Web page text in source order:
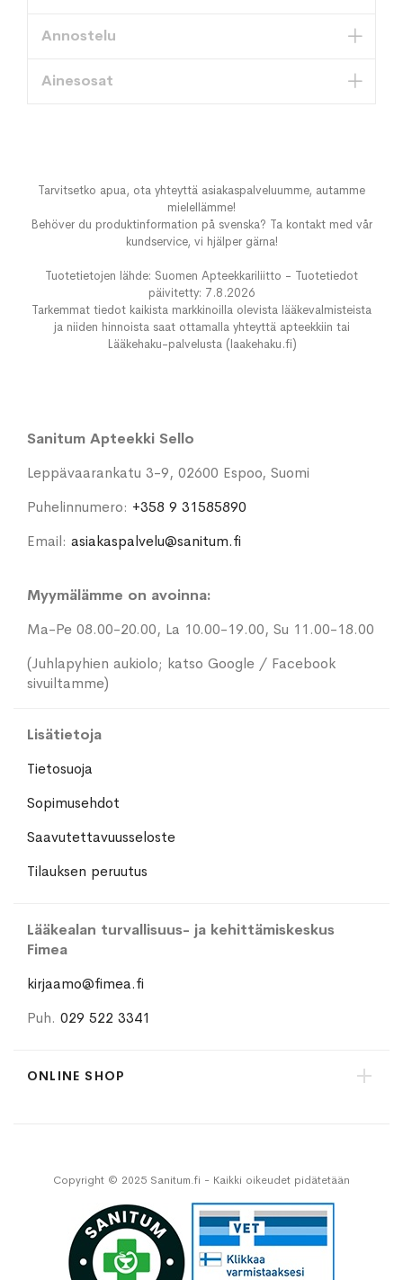
Annostelu
Ainesosat
Tarvitsetko apua, ota yhteyttä asiakaspalveluumme, autamme
mielellämme!
Behöver du produktinformation på svenska? Ta kontakt med vår
kundservice, vi hjälper gärna!
Tuotetietojen lähde: Suomen Apteekkariliitto - Tuotetiedot
päivitetty: 7.8.2026
Tarkemmat tiedot kaikista markkinoilla olevista lääkevalmisteista
ja niiden hinnoista saat ottamalla yhteyttä apteekkiin tai
Lääkehaku-palvelusta (laakehaku.fi)
Sanitum Apteekki Sello
Leppävaarankatu 3-9, 02600 Espoo, Suomi
Puhelinnumero: +358 9 31585890
Email: asiakaspalvelu@sanitum.fi
Myymälämme on avoinna:
Ma-Pe 08.00-20.00, La 10.00-19.00, Su 11.00-18.00
(Juhlapyhien aukiolo; katso Google / Facebook
sivuiltamme)
Lisätietoja
Tietosuoja
Sopimusehdot
Saavutettavuusseloste
Tilauksen peruutus
Lääkealan turvallisuus- ja kehittämiskeskus
Fimea
kirjaamo@fimea.fi
Puh. 029 522 3341
ONLINE SHOP
Copyright © 2025 Sanitum.fi - Kaikki oikeudet pidätetään